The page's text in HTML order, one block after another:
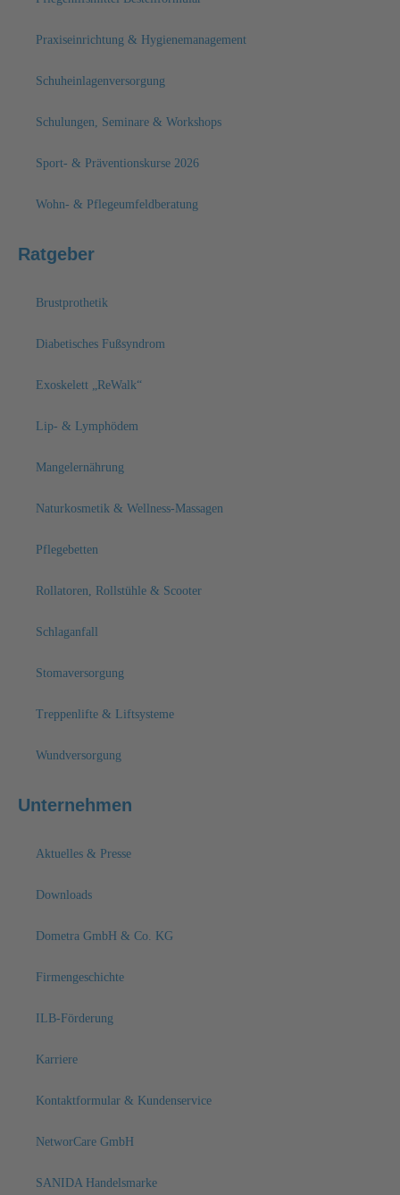
Praxiseinrichtung & Hygienemanagement
Schuheinlagenversorgung
Schulungen, Seminare & Workshops
Sport- & Präventionskurse 2026
Wohn- & Pflegeumfeldberatung
Ratgeber
Brustprothetik
Diabetisches Fußsyndrom
Exoskelett „ReWalk“
Lip- & Lymphödem
Mangelernährung
Naturkosmetik & Wellness-Massagen
Pflegebetten
Rollatoren, Rollstühle & Scooter
Schlaganfall
Stomaversorgung
Treppenlifte & Liftsysteme
Wundversorgung
Unternehmen
Aktuelles & Presse
Downloads
Dometra GmbH & Co. KG
Firmengeschichte
ILB-Förderung
Karriere
Kontaktformular & Kundenservice
NetworCare GmbH
SANIDA Handelsmarke